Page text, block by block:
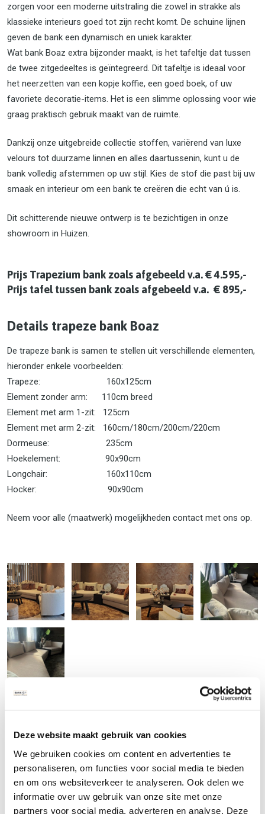
Deze website maakt gebruik van cookies
We gebruiken cookies om content en advertenties te
personaliseren, om functies voor social media te bieden
en om ons websiteverkeer te analyseren. Ook delen we
informatie over uw gebruik van onze site met onze
partners voor social media, adverteren en analyse. Deze
zorgen voor een moderne uitstraling die zowel in strakke als
klassieke interieurs goed tot zijn recht komt. De schuine lijnen
geven de bank een dynamisch en uniek karakter.
Wat bank Boaz extra bijzonder maakt, is het tafeltje dat tussen
de twee zitgedeeltes is geïntegreerd. Dit tafeltje is ideaal voor
het neerzetten van een kopje koffie, een goed boek, of uw
favoriete decoratie-items. Het is een slimme oplossing voor wie
graag praktisch gebruik maakt van de ruimte.
Dankzij onze uitgebreide collectie stoffen, variërend van luxe
velours tot duurzame linnen en alles daartussenin, kunt u de
bank volledig afstemmen op uw stijl. Kies de stof die past bij uw
smaak en interieur om een bank te creëren die echt van ú is.
Dit schitterende nieuwe ontwerp is te bezichtigen in onze
showroom in Huizen.
Prijs Trapezium bank zoals afgebeeld v.a. € 4.595,-
Prijs tafel tussen bank zoals afgebeeld v.a. € 895,-
Details trapeze bank Boaz
De trapeze bank is samen te stellen uit verschillende elementen,
hieronder enkele voorbeelden:
Trapeze: 160x125cm
Element zonder arm: 110cm breed
Element met arm 1-zit: 125cm
Element met arm 2-zit: 160cm/180cm/200cm/220cm
Dormeuse: 235cm
Hoekelement: 90x90cm
Longchair: 160x110cm
Hocker: 90x90cm
Neem voor alle (maatwerk) mogelijkheden contact met ons op.
Levertijd en bezichtiging van de trapeze bank
De levertijd van onze bankstellen is normaliter zo’n 6 tot 8 weken
vanaf het moment van bestellen. Bent u benieuwd naar de
mogelijkheden of wilt u de bank komen testen? Dan bent u
natuurlijk van harte welkom! Wij hebben een showroom in